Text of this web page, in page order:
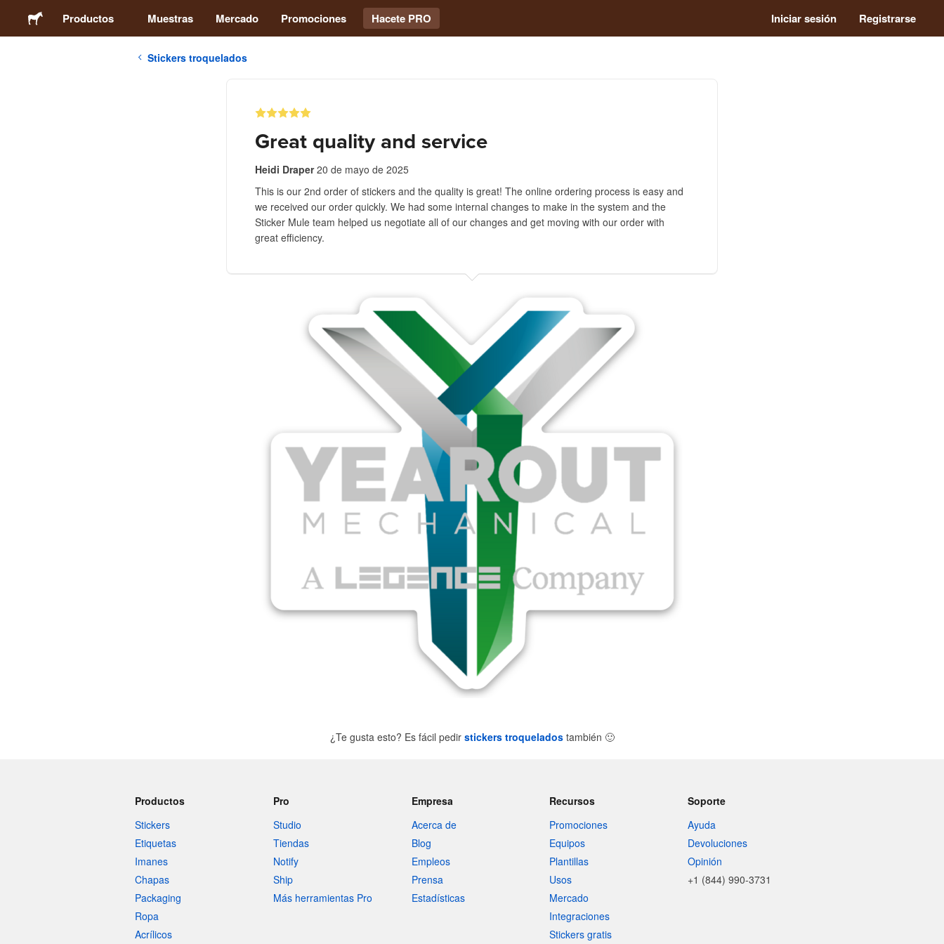
Productos Muestras Mercado Promociones Hacete PRO Iniciar sesión Registrarse
Stickers troquelados
Great quality and service
Heidi Draper 20 de mayo de 2025
This is our 2nd order of stickers and the quality is great! The online ordering process is easy and
we received our order quickly. We had some internal changes to make in the system and the
Sticker Mule team helped us negotiate all of our changes and get moving with our order with
great efficiency.
¿Te gusta esto? Es fácil pedir stickers troqueladostambién 🙂
Productos
Stickers
Etiquetas
Imanes
Chapas
Packaging
Ropa
Acrílicos
Pro
Studio
Tiendas
Notify
Ship
Más herramientas Pro
Empresa
Acerca de
Blog
Empleos
Prensa
Estadísticas
Recursos
Promociones
Equipos
Plantillas
Usos
Mercado
Integraciones
Stickers gratis
Soporte
Ayuda
Devoluciones
Opinión
+1 (844) 990-3731